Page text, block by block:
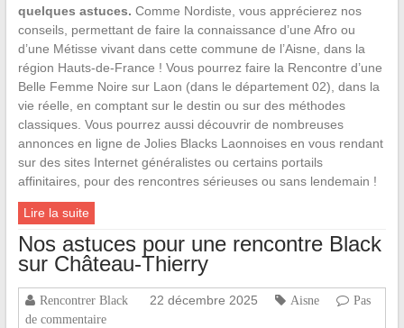
quelques astuces. Comme Nordiste, vous apprécierez nos
conseils, permettant de faire la connaissance d’une Afro ou
d’une Métisse vivant dans cette commune de l’Aisne, dans la
région Hauts-de-France ! Vous pourrez faire la Rencontre d’une
Belle Femme Noire sur Laon (dans le département 02), dans la
vie réelle, en comptant sur le destin ou sur des méthodes
classiques. Vous pourrez aussi découvrir de nombreuses
annonces en ligne de Jolies Blacks Laonnoises en vous rendant
sur des sites Internet généralistes ou certains portails
affinitaires, pour des rencontres sérieuses ou sans lendemain !
Lire la suite
Nos astuces pour une rencontre Black
sur Château-Thierry
Rencontrer Black 22 décembre 2025 Aisne
Pas
de commentaire